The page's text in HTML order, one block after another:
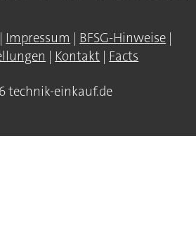
| Impressum | BFSG-Hinweise |
| Kontakt | Facts
technik-einkauf.de